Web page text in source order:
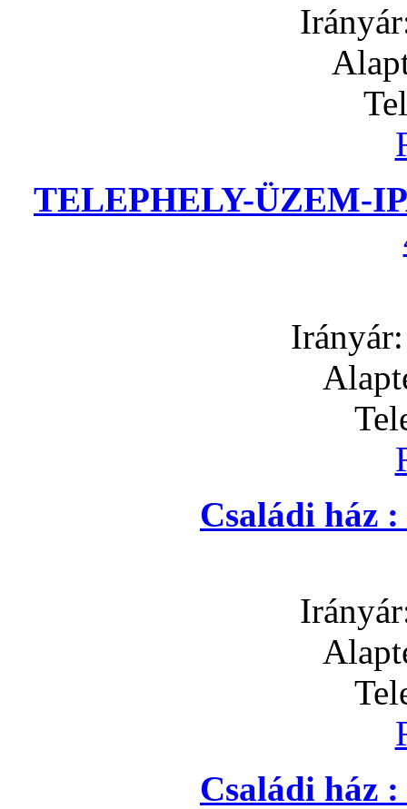
TELEPHELY-ÜZEM-
Családi ház
Családi ház